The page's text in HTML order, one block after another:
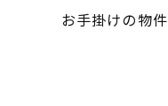
お手掛けの物